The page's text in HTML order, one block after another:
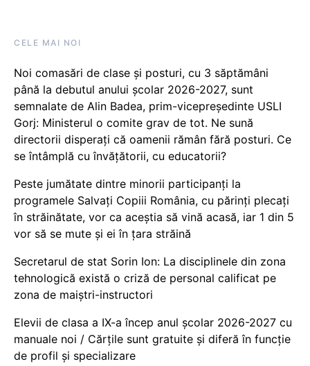
CELE MAI NOI
Noi comasări de clase și posturi, cu 3 săptămâni
până la debutul anului școlar 2026-2027, sunt
semnalate de Alin Badea, prim-vicepreședinte USLI
Gorj: Ministerul o comite grav de tot. Ne sună
directorii disperați că oamenii rămân fără posturi. Ce
se întâmplă cu învățătorii, cu educatorii?
Peste jumătate dintre minorii participanți la
programele Salvați Copiii România, cu părinți plecați
în străinătate, vor ca aceștia să vină acasă, iar 1 din 5
vor să se mute și ei în țara străină
Secretarul de stat Sorin Ion: La disciplinele din zona
tehnologică există o criză de personal calificat pe
zona de maiștri-instructori
Elevii de clasa a IX-a încep anul școlar 2026-2027 cu
manuale noi / Cărțile sunt gratuite și diferă în funcție
de profil și specializare